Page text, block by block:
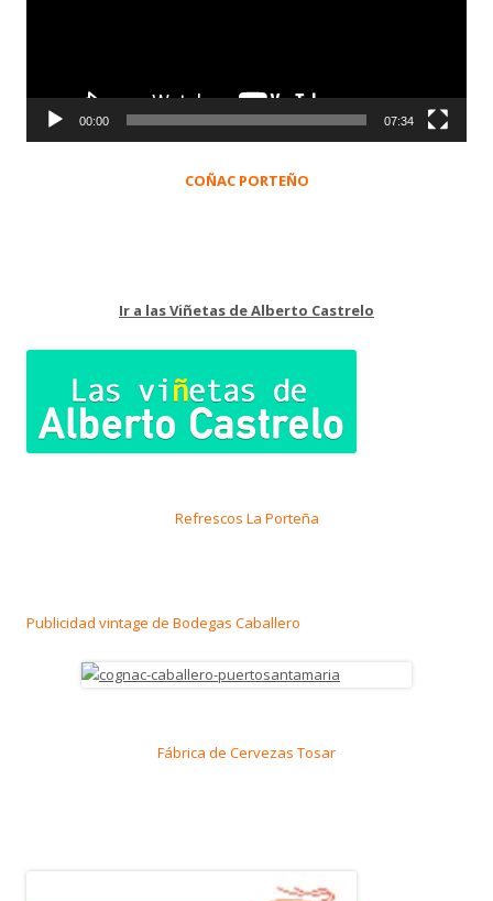
00:00 07:34
COÑAC PORTEÑO
Ir a las Viñetas de Alberto Castrelo
Refrescos La Porteña
Publicidad vintage de Bodegas Caballero
Fábrica de Cervezas Tosar